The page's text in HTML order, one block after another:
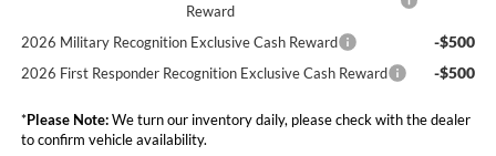
Reward
2026 Military Recognition Exclusive Cash Reward -$500
2026 First Responder Recognition Exclusive Cash Reward -$500
*Please Note:We turn our inventory daily, please check with the dealer
to confirm vehicle availability.